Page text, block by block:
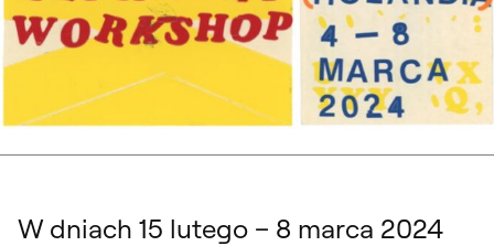
Druga edycja warsztatów „Alphabet”, 15.02 – 8.03. 2024, Haga. Identyfikacja
W dniach 15 lutego – 8 marca 2024